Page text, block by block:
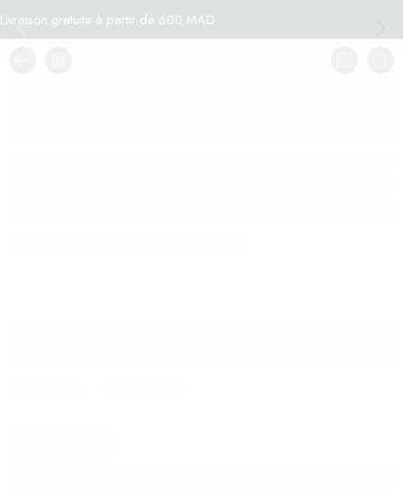
Livraison gratuite à partir de 600 MAD